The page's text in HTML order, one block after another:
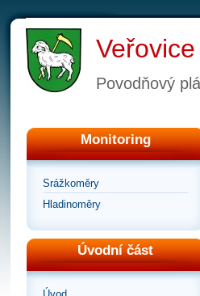
Veřovice
Povodňový
Monitoring
Srážkoměry
Hladinoměry
Úvodní část